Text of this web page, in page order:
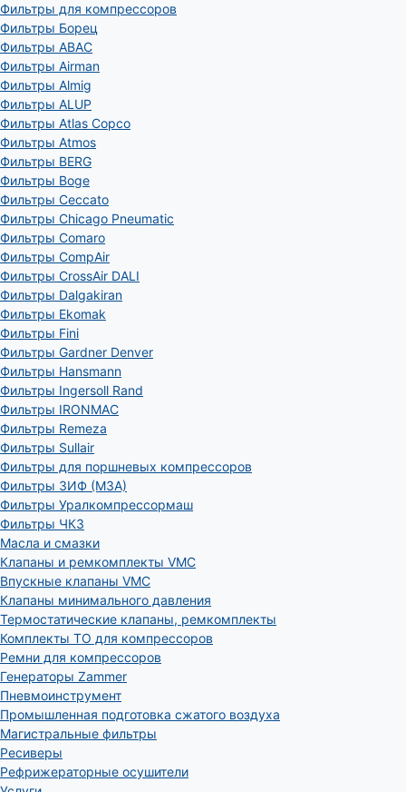
Фильтры для компрессоров
Фильтры Борец
Фильтры ABAC
Фильтры Airman
Фильтры Almig
Фильтры ALUP
Фильтры Atlas Copco
Фильтры Atmos
Фильтры BERG
Фильтры Boge
Фильтры Ceccato
Фильтры Chicago Pneumatic
Фильтры Comaro
Фильтры CompAir
Фильтры CrossAir DALI
Фильтры Dalgakiran
Фильтры Ekomak
Фильтры Fini
Фильтры Gardner Denver
Фильтры Hansmann
Фильтры Ingersoll Rand
Фильтры IRONMAC
Фильтры Remeza
Фильтры Sullair
Фильтры для поршневых компрессоров
Фильтры ЗИФ (МЗА)
Фильтры Уралкомпрессормаш
Фильтры ЧКЗ
Масла и смазки
Клапаны и ремкомплекты VMC
Впускные клапаны VMC
Клапаны минимального давления
Термостатические клапаны, ремкомплекты
Комплекты ТО для компрессоров
Ремни для компрессоров
Генераторы Zammer
Пневмоинструмент
Промышленная подготовка сжатого воздуха
Магистральные фильтры
Ресиверы
Рефрижераторные осушители